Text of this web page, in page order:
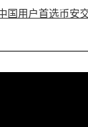
国用户首选币安